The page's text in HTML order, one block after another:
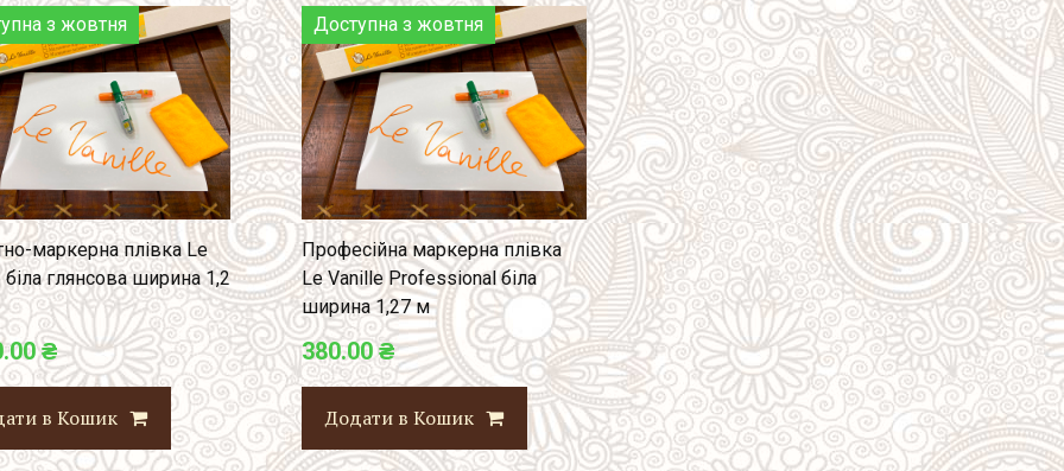
з жовтня
маркерна плівка Le
біла глянсова ширина 1,2
₴
в Кошик
Доступна з жовтня
Професійна маркерна плівка
Le Vanille Professional біла
ширина 1,27 м
380.00 ₴
Додати в Кошик